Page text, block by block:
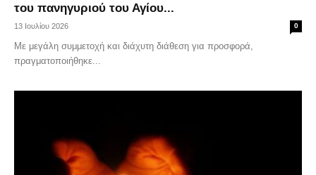
του πανηγυριού του Αγίου...
13 Ιουλίου 2026 0
Με μεγάλη συμμετοχή και διάχυτη διάθεση για προσφορά,
πραγματοποιήθηκε...